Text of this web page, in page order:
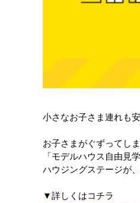
小さなお子さま連れも
お子さまがぐずってし
「モデルハウス自由見
ハウジングステージが
▼詳しくはコチラ